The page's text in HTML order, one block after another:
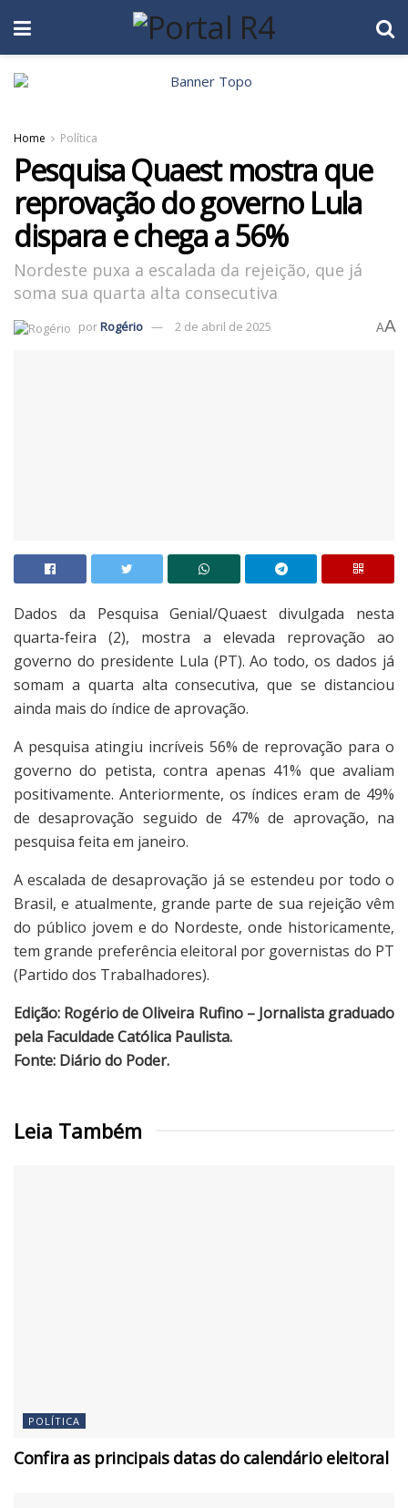
Home Política
Pesquisa Quaest mostra que
reprovação do governo Lula
dispara e chega a 56%
Nordeste puxa a escalada da rejeição, que já
soma sua quarta alta consecutiva
porRogério 2 de abril de 2025 AA
Dados da Pesquisa Genial/Quaest divulgada nesta
quarta-feira (2), mostra a elevada reprovação ao
governo do presidente Lula (PT). Ao todo, os dados já
somam a quarta alta consecutiva, que se distanciou
ainda mais do índice de aprovação.
A pesquisa atingiu incríveis 56% de reprovação para o
governo do petista, contra apenas 41% que avaliam
positivamente. Anteriormente, os índices eram de 49%
de desaprovação seguido de 47% de aprovação, na
pesquisa feita em janeiro.
A escalada de desaprovação já se estendeu por todo o
Brasil, e atualmente, grande parte de sua rejeição vêm
do público jovem e do Nordeste, onde historicamente,
tem grande preferência eleitoral por governistas do PT
(Partido dos Trabalhadores).
Edição: Rogério de Oliveira Rufino – Jornalista graduado
pela Faculdade Católica Paulista.
Fonte: Diário do Poder.
Leia Também
POLÍTICA
Confira as principais datas do calendário eleitoral